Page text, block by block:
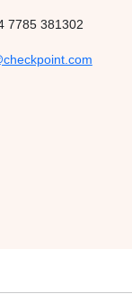
7785 381302